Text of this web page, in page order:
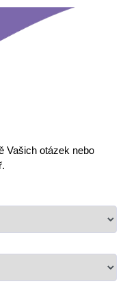
Vašich otázek nebo